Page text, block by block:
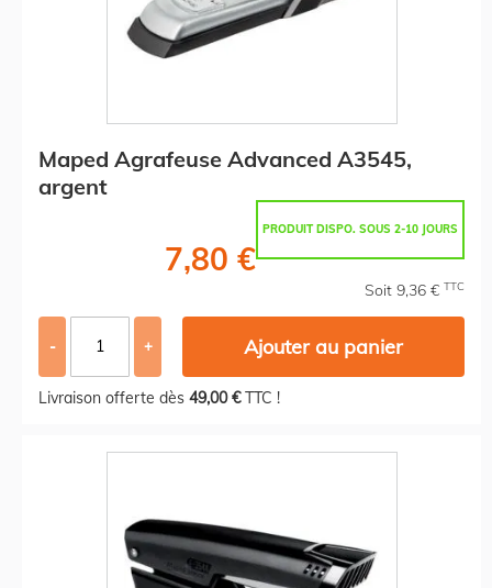
Maped Agrafeuse Advanced A3545,
argent
PRODUIT DISPO. SOUS 2-10 JOURS
7,80 €
Soit 9,36 € TTC
- + Ajouter au panier
Livraison offerte dès 49,00 €TTC !